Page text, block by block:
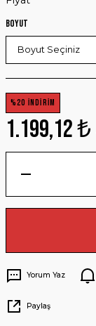
Boyut
%20 İNDİRİM
1.199,12 ₺
Yorum Yaz
Paylaş